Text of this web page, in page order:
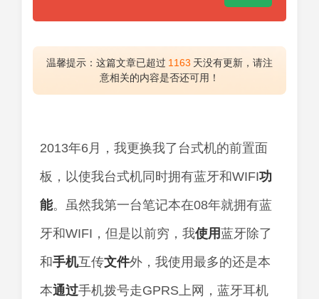
温馨提示：这篇文章已超过 1163 天没有更新，请注
意相关的内容是否还可用！
2013年6月，我更换我了台式机的前置面
板，以使我台式机同时拥有蓝牙和WIFI功
能。虽然我第一台笔记本在08年就拥有蓝
牙和WIFI，但是以前穷，我使用蓝牙除了
和手机互传文件外，我使用最多的还是本
本通过手机拨号走GPRS上网，蓝牙耳机